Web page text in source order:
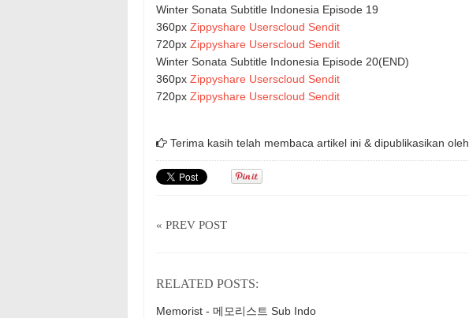
Winter Sonata Subtitle Indonesia Episode 19
360px Zippyshare Userscloud Sendit
720px Zippyshare Userscloud Sendit
Winter Sonata Subtitle Indonesia Episode 20(END)
360px Zippyshare Userscloud Sendit
720px Zippyshare Userscloud Sendit
Terima kasih telah membaca artikel ini & dipublikasikan oleh
« PREV POST
RELATED POSTS:
Memorist - 메모리스트 Sub Indo